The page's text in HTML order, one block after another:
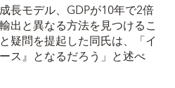
長モデル、GDPが10年で2倍
出と異なる方法を見つけるこ
疑問を提起した同氏は、「イ
ス』となるだろう」と述べ